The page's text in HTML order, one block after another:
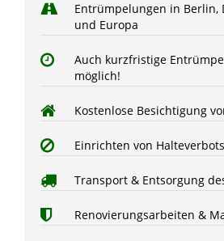
Entrümpelungen in Berlin,
und Europa
Auch kurzfristige
möglich!
Kostenlose Besichtigung
Einrichten von
Transport & Entsorgung
Renovierungsarbeiten &